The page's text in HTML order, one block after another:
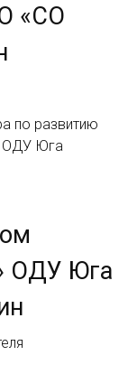
«СО
по развитию
ОДУ Юга
ОДУ Юга